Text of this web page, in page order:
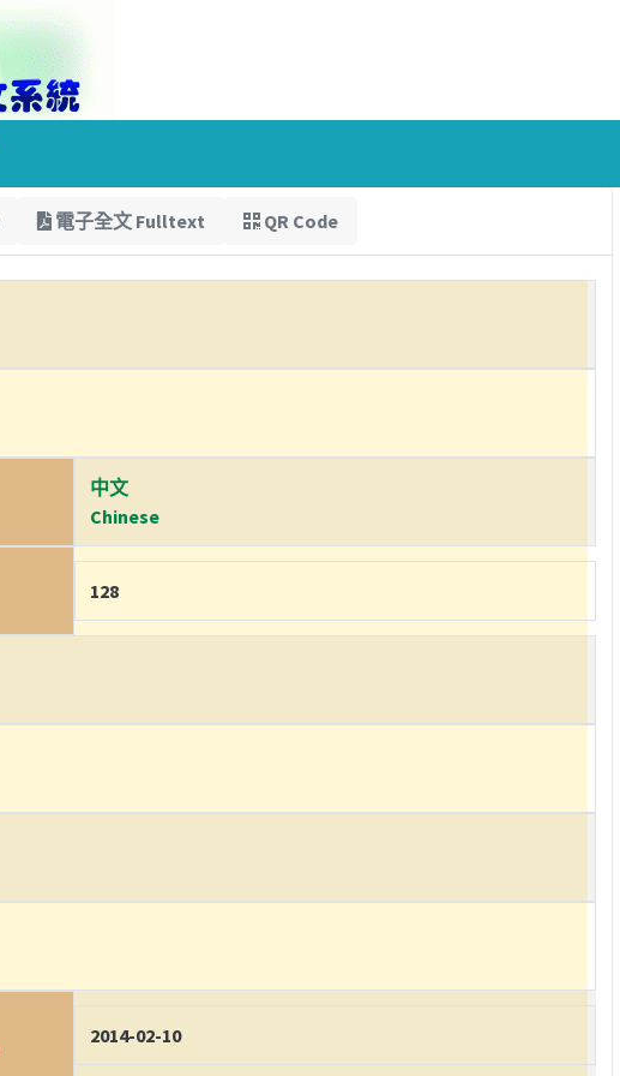
電子全文 Fulltext QR Code
中文
Chinese
128
2014-02-10